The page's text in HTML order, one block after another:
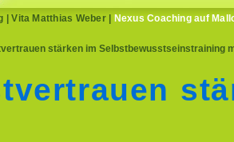
|Vita Matthias Weber| Nexus Coaching auf
stärken im Selbstbewusstseinstraining